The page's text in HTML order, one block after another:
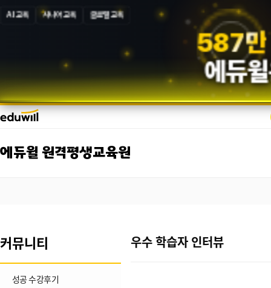
AI 교육 시니어 교육 글로벌 교육
587만
에듀윌
에듀윌 원격평생교육원
커뮤니티
성공 수강후기
우수 학습자 인터뷰